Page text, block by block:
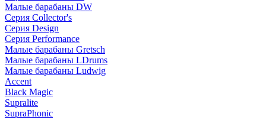
Малые барабаны DW
Серия Collector's
Серия Design
Серия Performance
Малые барабаны Gretsch
Малые барабаны LDrums
Малые барабаны Ludwig
Accent
Black Magic
Supralite
SupraPhonic